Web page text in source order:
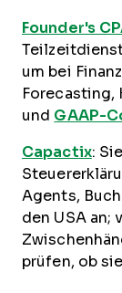
Founder's
um bei
Forecasting,
und GAAP-
Capactix:
Agents,
den USA an;
prüfen, ob